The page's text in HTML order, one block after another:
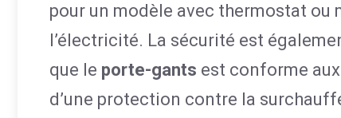
pour un modèle avec thermostat
l’électricité. La sécurité est
que le porte-gants est conforme
d’une protection contre la